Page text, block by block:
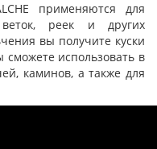
применяются для
реек и других
вы получите куски
использовать в
каминов, а также для